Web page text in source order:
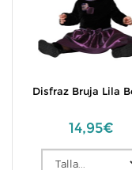
Disfraz Bruja Lila
14,95€